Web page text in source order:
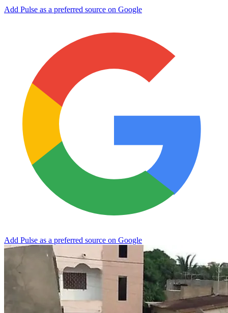
Add Pulse as a preferred source on Google
Add Pulse as a preferred source on Google